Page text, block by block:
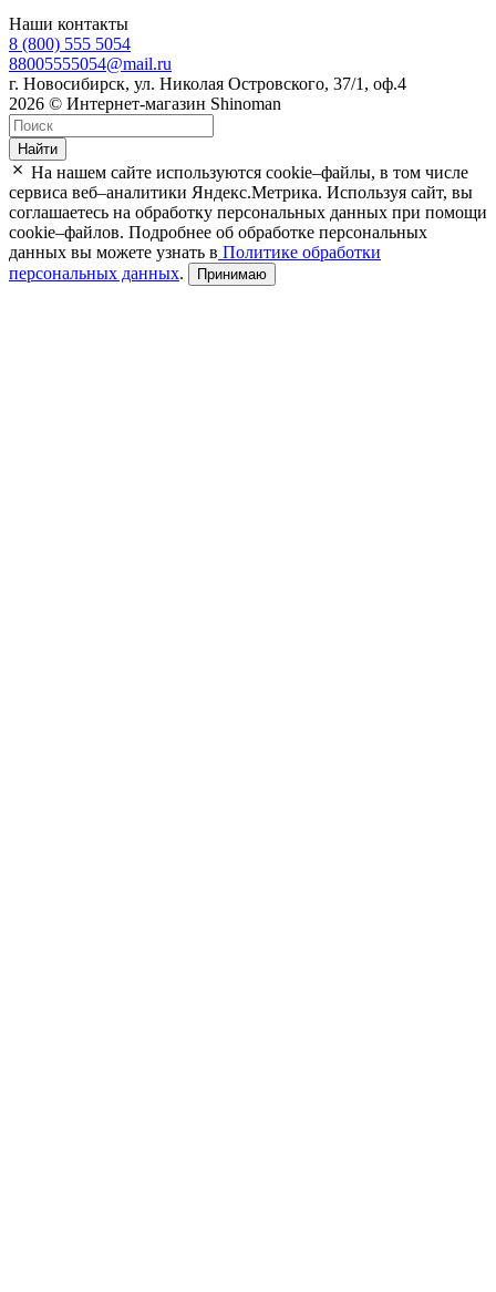
Наши контакты
8 (800) 555 5054
88005555054@mail.ru
г. Новосибирск, ул. Николая Островского, 37/1, оф.4
2026 © Интернет-магазин Shinoman
Найти
На нашем сайте используются cookie–файлы, в том числе
сервиса веб–аналитики Яндекс.Метрика. Используя сайт, вы
соглашаетесь на обработку персональных данных при помощи
cookie–файлов. Подробнее об обработке персональных
данных вы можете узнать в Политике обработки
персональных данных. Принимаю